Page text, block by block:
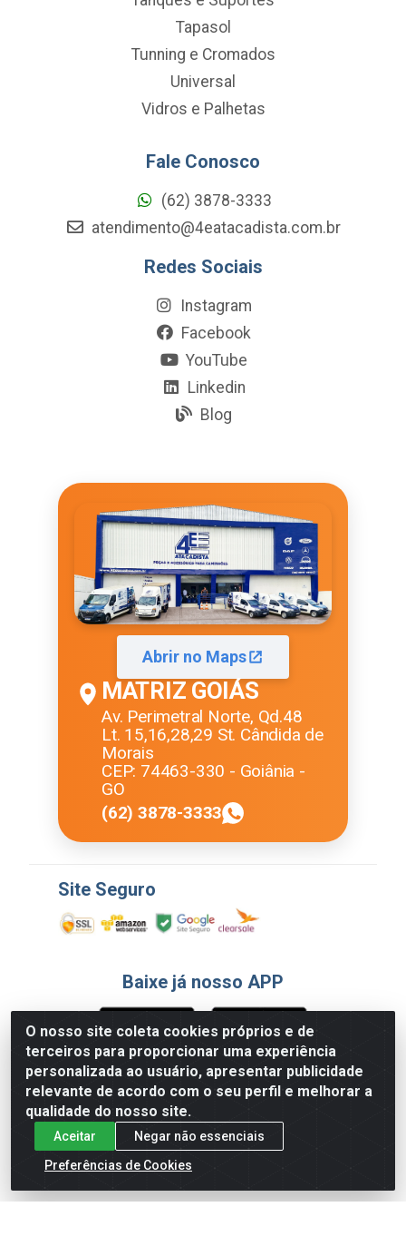
O nosso site coleta cookies próprios e de
terceiros para proporcionar uma experiência
personalizada ao usuário, apresentar publicidade
relevante de acordo com o seu perfil e melhorar a
qualidade do nosso site.
Aceitar
Negar não essenciais
Preferências de Cookies
Tapasol
Tunning e Cromados
Universal
Vidros e Palhetas
Fale Conosco
(62) 3878-3333
atendimento@4eatacadista.com.br
Redes Sociais
Instagram
Facebook
YouTube
Linkedin
Blog
Abrir no Maps
MATRIZ GOIÁS
Av. Perimetral Norte, Qd.48
Lt. 15,16,28,29 St. Cândida de
Morais
CEP: 74463-330 - Goiânia -
GO
(62) 3878-3333
Site Seguro
Baixe já nosso APP
Formas de Pagamento